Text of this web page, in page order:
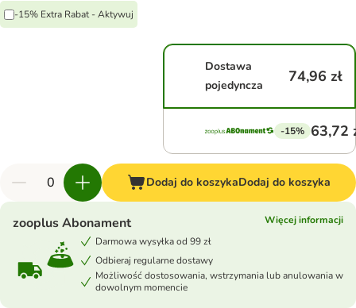
-15% Extra Rabat - Aktywuj
Dostawa
pojedyncza
74,96 zł
-15% 63,72
Dodaj do koszykaDodaj do koszyka
zooplus Abonament
Więcej informacji
Darmowa wysyłka od 99 zł
Odbieraj regularne dostawy
Możliwość dostosowania, wstrzymania lub anulowania w
dowolnym momencie